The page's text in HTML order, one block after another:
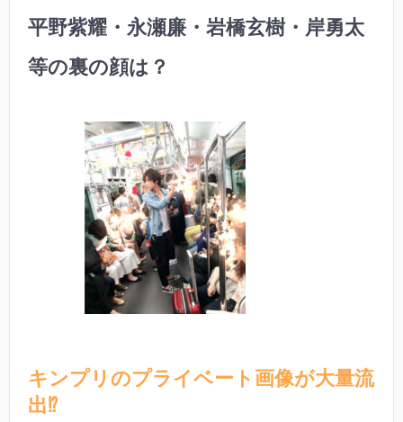
平野紫耀・永瀬廉・岩橋玄樹・岸勇太
等の裏の顔は？
キンプリのプライベート画像が大量流
出⁉︎